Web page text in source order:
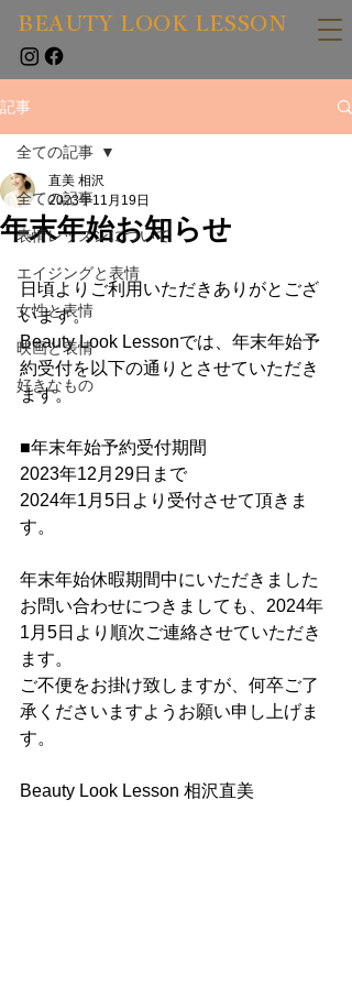
BEAUTY LOOK LESSON
記事
全ての記事
表情レッスンについて
エイジングと表情
女性と表情
映画と表情
好きなもの
全ての記事
年末年始お知らせ
直美 相沢
2023年11月19日
日頃よりご利用いただきありがとござ
います。
Beauty Look Lessonでは、年末年始予
約受付を以下の通りとさせていただき
ます。
■年末年始予約受付期間
2023年12月29日まで
2024年1月5日より受付させて頂きま
す。
年末年始休暇期間中にいただきました
お問い合わせにつきましても、2024年
1月5日より順次ご連絡させていただき
ます。
ご不便をお掛け致しますが、何卒ご了
承くださいますようお願い申し上げま
す。
Beauty Look Lesson 相沢直美